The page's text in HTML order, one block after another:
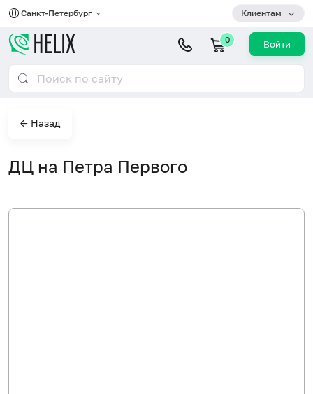
Санкт-Петербург Клиентам
0 Войти
← Назад
ДЦ на Петра Первого